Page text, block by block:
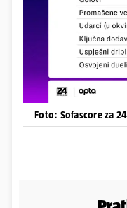
Foto: Sofascore za